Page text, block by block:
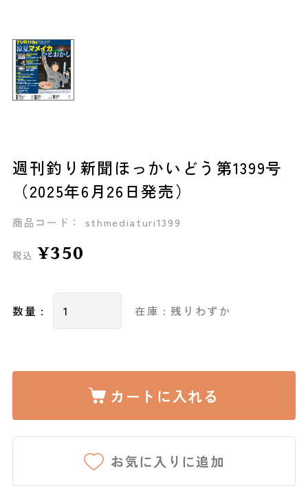
週刊釣り新聞ほっかいどう第1399号
（2025年6月26日発売）
商品コード： sthmediaturi1399
税込 ¥350
数量 : 在庫 : 残りわずか
カートに入れる
お気に入りに追加